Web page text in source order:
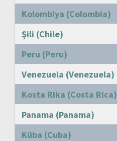
Kolombiya (Colombia)
Şili (Chile)
Peru (Peru)
Venezuela (Venezuela)
Kosta Rika (Costa Rica)
Panama (Panama)
Küba (Cuba)